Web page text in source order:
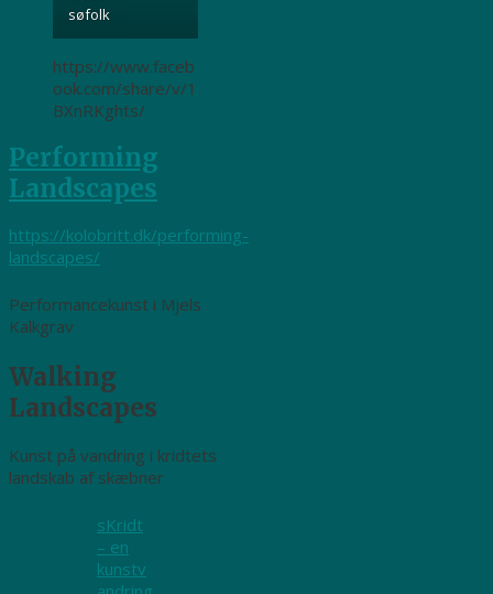
søfolk
https://www.faceb
ook.com/share/v/1
BXnRKghts/
Performing
Landscapes
https://kolobritt.dk/performing-
landscapes/
Performancekunst i Mjels
Kalkgrav
Walking
Landscapes
Kunst på vandring i kridtets
landskab af skæbner
sKridt
– en
kunstv